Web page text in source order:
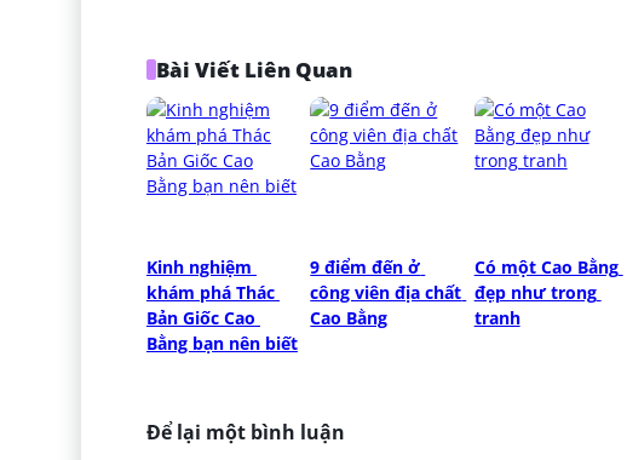
Bài Viết Liên Quan
Kinh nghiệm
khám phá Thác
Bản Giốc Cao
Bằng bạn nên biết
9 điểm đến ở
công viên địa chất
Cao Bằng
Có một Cao Bằng
đẹp như trong
tranh
Để lại một bình luận